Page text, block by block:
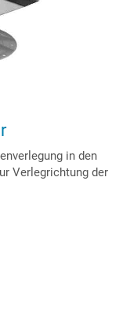
in den
Verlegrichtung der